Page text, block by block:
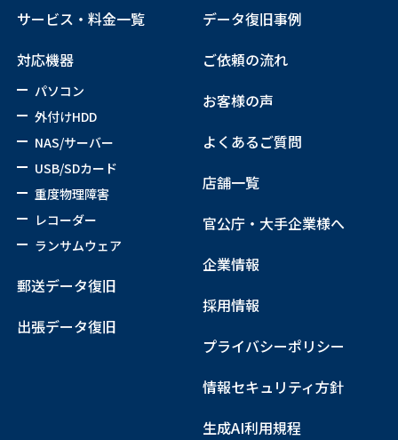
サービス・料金一覧
対応機器
パソコン
外付けHDD
NAS/サーバー
USB/SDカード
重度物理障害
レコーダー
ランサムウェア
郵送データ復旧
出張データ復旧
データ復旧事例
ご依頼の流れ
お客様の声
よくあるご質問
店舗一覧
官公庁・大手企業様へ
企業情報
採用情報
プライバシーポリシー
情報セキュリティ方針
生成AI利用規程